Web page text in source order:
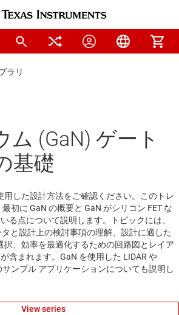
ラリ
ム (GaN) ゲート
基礎
用した設計方法をご確認ください。このトレ
初に GaN の概要と GaN がシリコン FET な
る点について説明します。トピックには、
と設計上の検討事項の理解、設計に適した
択、効率を最適化するための回路図とレイア
含まれます。GaN を使用した LIDAR や
ンプル アプリケーションについても説明し
View series